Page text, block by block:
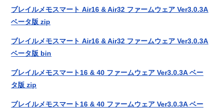
ブレイルメモスマート Air16 & Air32 ファームウェア Ver3.0.3A
ベータ版 zip
ブレイルメモスマート Air16 & Air32 ファームウェア Ver3.0.3A
ベータ版 bin
ブレイルメモスマート16 & 40 ファームウェア Ver3.0.3A ベー
タ版 zip
ブレイルメモスマート16 & 40 ファームウェア Ver3.0.3A ベー